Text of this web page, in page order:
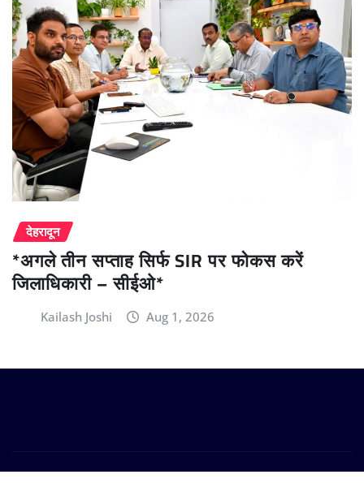
देहरादून
*अगले तीन सप्ताह सिर्फ SIR पर फोकस करें
जिलाधिकारी – सीईओ*
Kailash Joshi Aug 1, 2026